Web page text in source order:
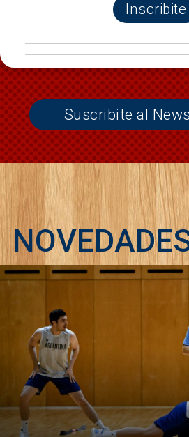
Inscribite
Suscribite al